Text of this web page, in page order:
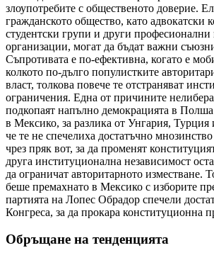
злоупотребите с общественото доверие.
гражданското общество, като адвокатски
студентски групи и други
организации, могат да бъдат важни
Съпротивата е по-ефективна, когато е
колкото по-дълго популистките
власт, толкова повече те отстраняват
ограничения. Една от причините
подкопаят напълно демокрацията в
в Мексико, за разлика от Унгария, Турция
че те не спечелиха достатъчно
чрез пряк вот, за да променят
друга институционална независимост
да ограничат авторитарното изместване.
беше премахнато в Мексико с изборите
партията на Лопес Обрадор спечели
Конгреса, за да прокара конституционна
Обръщане на тенденцията